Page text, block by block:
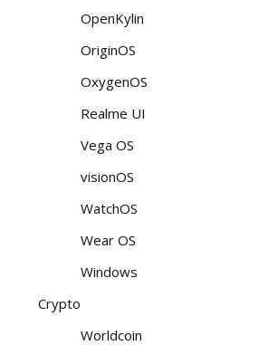
OpenKylin
OriginOS
OxygenOS
Realme UI
Vega OS
visionOS
WatchOS
Wear OS
Windows
Crypto
Worldcoin